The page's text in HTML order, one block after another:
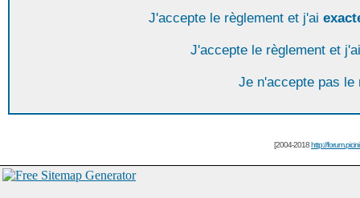
J'accepte le règlement et j'ai
J'accepte le règlement et
Je n'accepte pas le
[2004-2018http://